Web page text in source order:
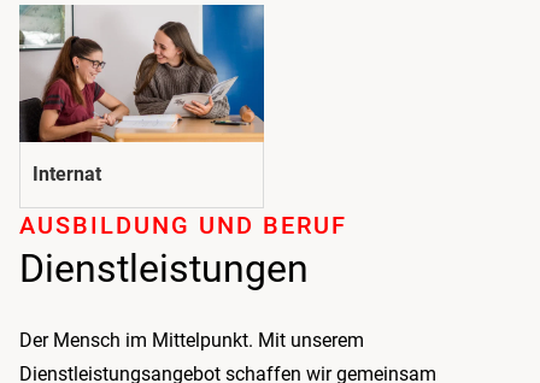
Internat
Dienstleistungen
AUSBILDUNG UND BERUF
Der Mensch im Mittelpunkt. Mit unserem
Dienstleistungsangebot schaffen wir gemeinsam